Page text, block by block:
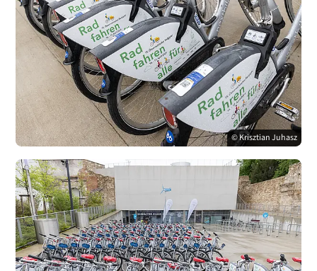
© Krisztian Juhasz